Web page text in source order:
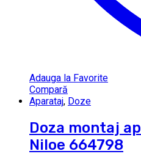
Adauga la Favorite
Compară
Aparataj, Doze
Doza montaj
Niloe 664798